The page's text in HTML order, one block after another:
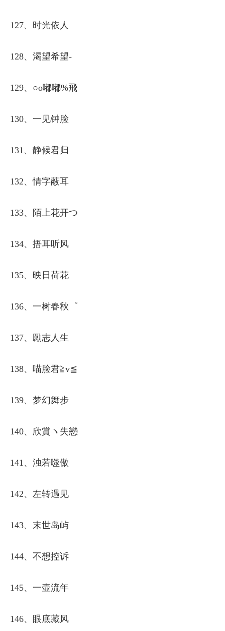
127、时光依人
128、渴望希望-
129、○o嘟嘟%飛
130、一见钟脸
131、静候君归
132、情字蔽耳
133、陌上花开つ
134、捂耳听风
135、映日荷花
136、一树春秋゜
137、勵志人生
138、喵脸君≧v≦
139、梦幻舞步
140、欣賞ヽ失戀
141、浊若噬傲
142、左转遇见
143、末世岛屿
144、不想控诉
145、一壶流年
146、眼底藏风